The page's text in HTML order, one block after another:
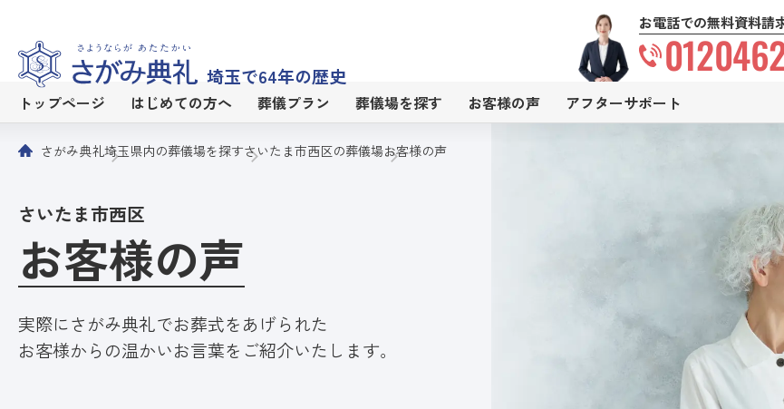
埼玉で64年の歴史
お電話での無料資料請
トップページ はじめての方へ 葬儀プラン 葬儀場を探す お客様の声 アフターサポート
さがみ典礼埼玉県内の葬儀場を探すさいたま市西区の葬儀場お客様の声
さいたま市西区
お客様の声
実際にさがみ典礼でお葬式をあげられた
お客様からの温かいお言葉をご紹介いたします。